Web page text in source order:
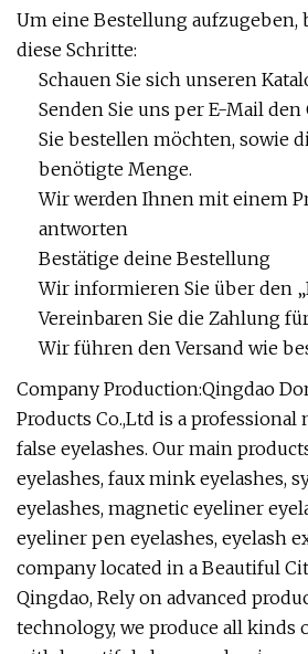
Um eine Bestellung aufzugeben,
diese Schritte:
Schauen Sie sich unseren
Senden Sie uns per E-Mail den
Sie bestellen möchten, sowie
benötigte Menge.
Wir werden Ihnen mit einem
antworten
Bestätige deine Bestellung
Wir informieren Sie über den
Vereinbaren Sie die Zahlung
Wir führen den Versand wie
Company Production:Qingdao
Products Co.,Ltd is a
false eyelashes. Our main
eyelashes, faux mink eyelashes,
eyelashes, magnetic eyeliner
eyeliner pen eyelashes, eyelash
company located in a Beautiful
Qingdao, Rely on advanced
technology, we produce all kinds